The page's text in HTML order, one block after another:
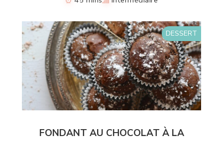
DESSERT
FONDANT AU CHOCOLAT À LA